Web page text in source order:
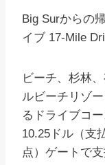
Big Surからの
イブ 17-Mile
ビーチ、杉林
ルビーチリゾ
るドライブコ
10.25ドル（支
点）ゲートで